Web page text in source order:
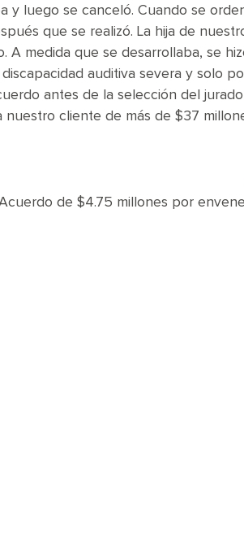
y luego se canceló. Cuando se
que se realizó. La hija de
A medida que se desarrollaba, se
auditiva severa y solo
antes de la selección del
cliente de más de $37